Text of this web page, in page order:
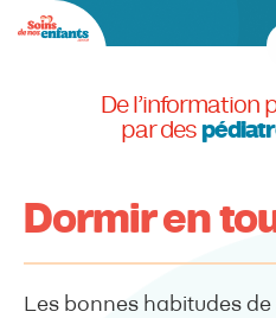
De l’information
par des
Dormir en
Les bonnes habitudes